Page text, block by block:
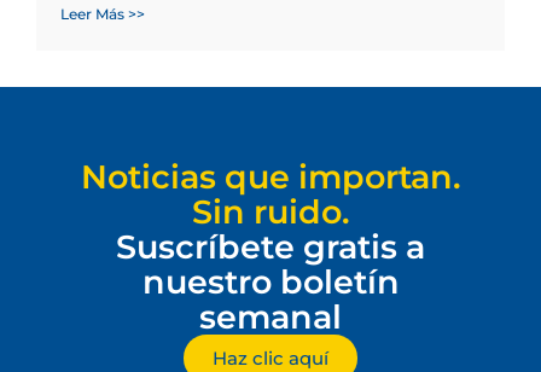
Leer Más >>
Noticias que importan.
Sin ruido.
Suscríbete gratis a
nuestro boletín
semanal
Haz clic aquí